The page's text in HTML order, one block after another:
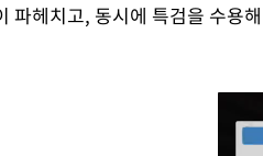
파헤치고, 동시에 특검을 수용